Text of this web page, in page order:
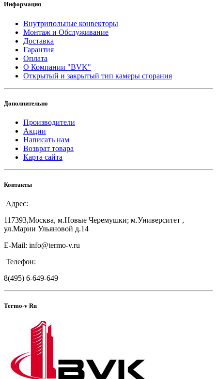
Информация
Внутрипольные конвекторы
Монтаж и Обслуживание
Доставка
Гарантия
Оплата
О Компании "BVK"
Открытый и закрытый тип камеры сгорания
Дополнительно
Производители
Акции
Написать нам
Возврат товара
Карта сайта
Контакты
Адрес:
117393,Москва, м.Новые Черемушки; м.Университет ,
ул.Марии Ульяновой д.14
E-Mail: info@termo-v.ru
Телефон:
8(495) 6-649-649
Termo-v Ru